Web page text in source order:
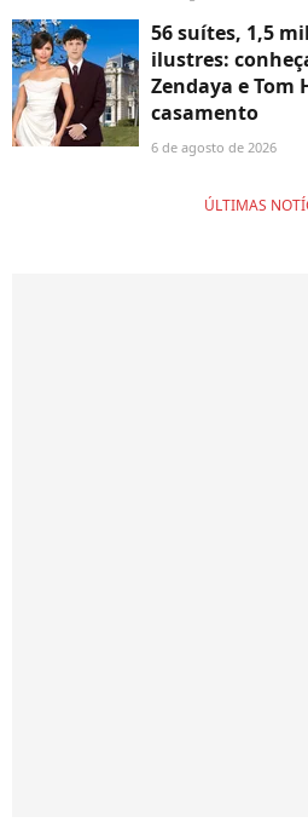
56 suítes, 1,5
ilustres:
Zendaya e Tom
casamento
6 de agosto de 2026
ÚLTIMAS